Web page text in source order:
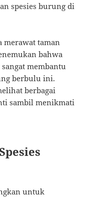
spesies burung di
merawat taman
bahwa
membantu
berbulu ini.
berbagai
sambil menikmati
untuk